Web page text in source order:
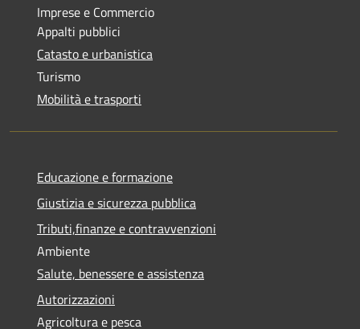
Imprese e Commercio
Appalti pubblici
Catasto e urbanistica
Turismo
Mobilità e trasporti
Educazione e formazione
Giustizia e sicurezza pubblica
Tributi,finanze e contravvenzioni
Ambiente
Salute, benessere e assistenza
Autorizzazioni
Agricoltura e pesca